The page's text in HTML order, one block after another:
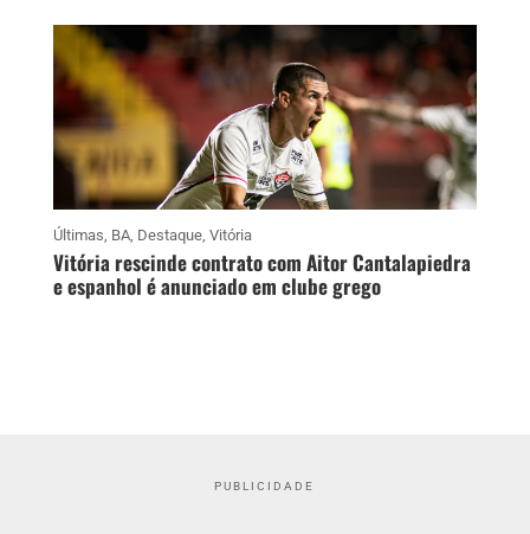
Últimas, BA, Destaque, Vitória
Vitória rescinde contrato com Aitor Cantalapiedra
e espanhol é anunciado em clube grego
PUBLICIDADE